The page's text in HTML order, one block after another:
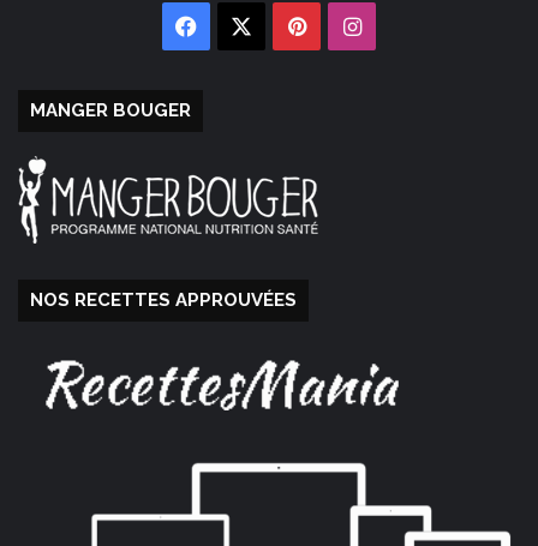
Facebook PinterestInstagram
MANGER BOUGER
NOS RECETTES APPROUVÉES